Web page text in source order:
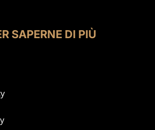
SAPERNE DI PIÙ